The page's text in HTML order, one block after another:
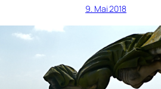
9. Mai 2018